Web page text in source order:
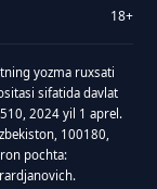
18+
yozma ruxsati
sifatida davlat
2024 yil 1 aprel.
100180,
pochta: